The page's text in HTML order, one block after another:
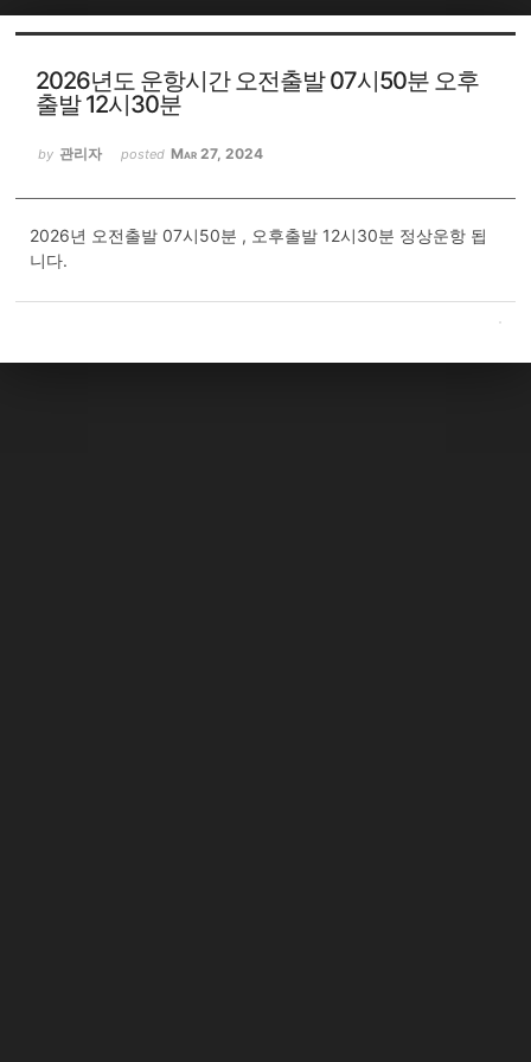
2026년도 운항시간 오전출발 07시50분 오후
출발 12시30분
by 관리자 posted Mar 27, 2024
2026년 오전출발 07시50분 , 오후출발 12시30분 정상운항 됩
니다.